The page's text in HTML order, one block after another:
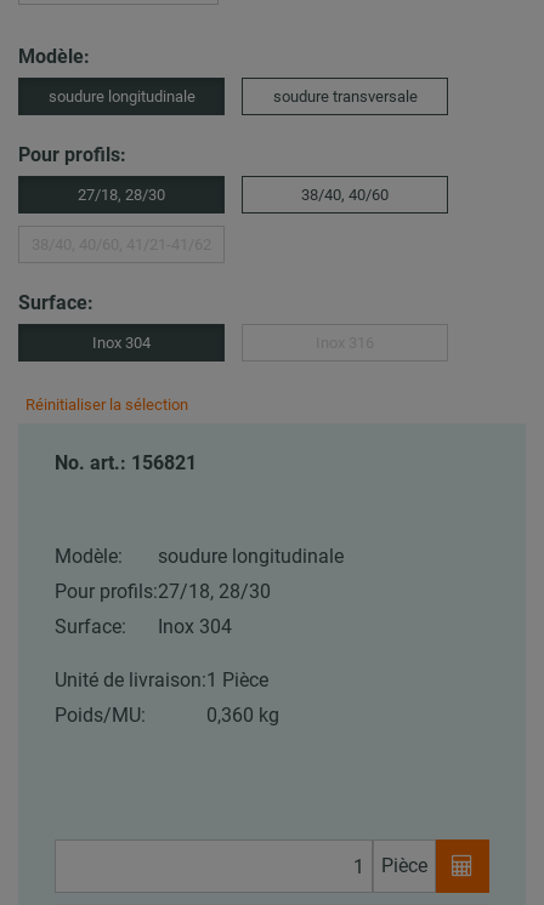
Modèle:
soudure longitudinale soudure transversale
Pour profils:
27/18, 28/30 38/40, 40/60
Surface:
Inox 304
Réinitialiser la sélection
No. art.: 156821
Modèle:
soudure longitudinale
Pour profils:27/18, 28/30
Surface:
Inox 304
Unité de livraison:1 Pièce
Poids/MU:
0,360 kg
Pièce